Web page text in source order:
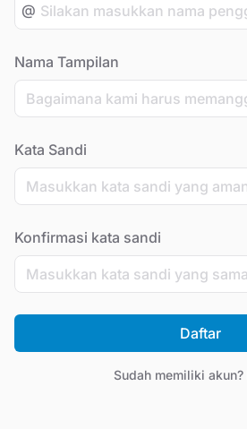
@
Nama Tampilan
Kata Sandi
Konfirmasi kata sandi
Daftar
Sudah memiliki akun?